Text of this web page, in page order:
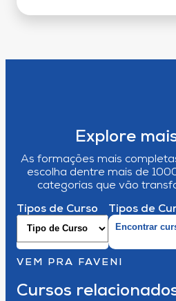
Explore
As formações mais
escolha dentre mais de
categorias que vão
Tipos de Curso Tipos de
VEM PRA FAVENI
Cursos